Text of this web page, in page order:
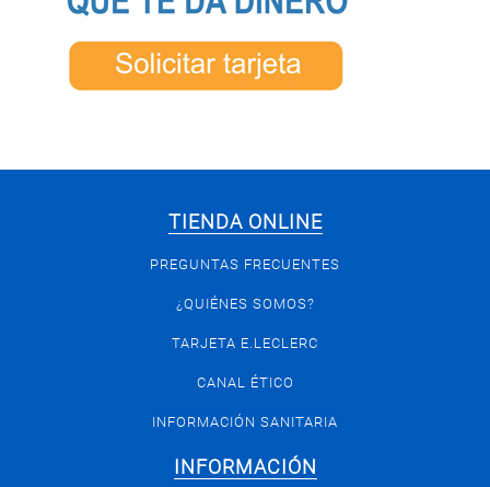
TIENDA ONLINE
PREGUNTAS FRECUENTES
¿QUIÉNES SOMOS?
TARJETA E.LECLERC
CANAL ÉTICO
INFORMACIÓN SANITARIA
INFORMACIÓN